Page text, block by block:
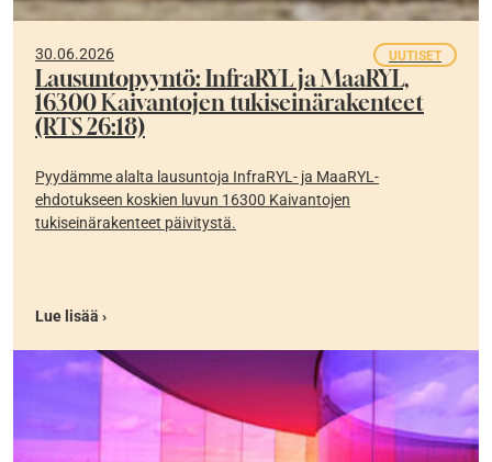
30.06.2026 UUTISET
Lausuntopyyntö: InfraRYL ja MaaRYL,
16300 Kaivantojen tukiseinärakenteet
(RTS 26:18)
Pyydämme alalta lausuntoja InfraRYL- ja MaaRYL-
ehdotukseen koskien luvun 16300 Kaivantojen
tukiseinärakenteet päivitystä.
Lue lisää ›